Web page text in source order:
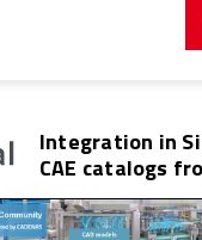
Integration in
CAE catalogs